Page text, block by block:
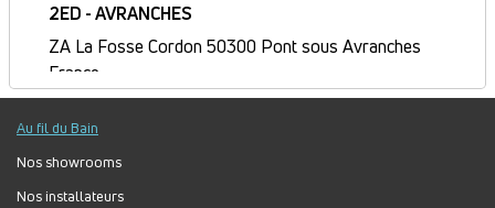
2ED - AVRANCHES
ZA La Fosse Cordon 50300 Pont sous Avranches
France
Itinéraire
Fermé
Jour
Plage
horaire
Lundi :
Mardi :
Au fil du Bain
Nos showrooms
Nos installateurs